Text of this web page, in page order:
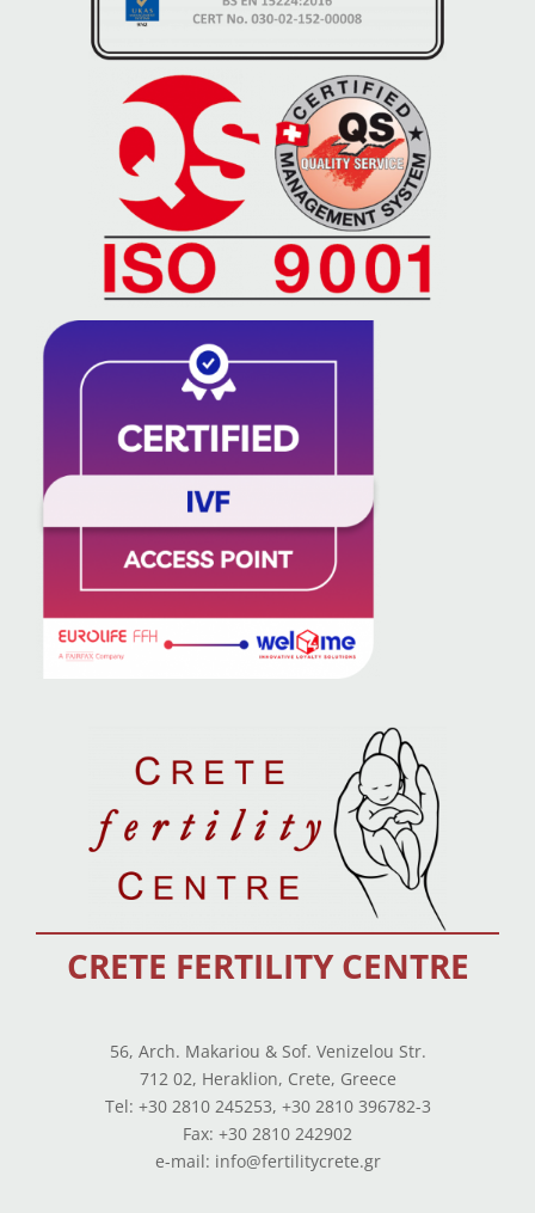
CRETE FERTILITY CENTRE
56, Arch. Makariou & Sof. Venizelou Str.
712 02, Heraklion, Crete, Greece
Tel: +30 2810 245253, +30 2810 396782-3
Fax: +30 2810 242902
e-mail: info@fertilitycrete.gr